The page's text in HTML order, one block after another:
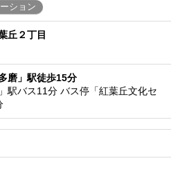
ション
丘２丁目
磨」駅徒歩15分
駅バス11分 バス停「紅葉丘文化セ